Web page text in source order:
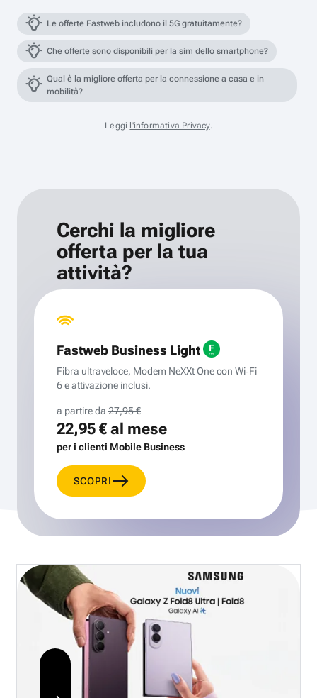
Le offerte Fastweb includono il 5G gratuitamente?
Che offerte sono disponibili per la sim dello smartphone?
Qual è la migliore offerta per la connessione a casa e in
mobilità?
Leggi l'informativa Privacy.
Cerchi la migliore
offerta per la tua
attività?
Fastweb Business Light
Fibra ultraveloce, Modem NeXXt One con Wi‑Fi
6 e attivazione inclusi.
a partire da 27,95 €
22,95 €al mese
per i clienti Mobile Business
SCOPRI